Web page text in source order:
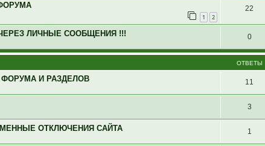
1 2
22
ЛИЧНЫЕ СООБЩЕНИЯ !!! 0
ОТВЕТЫ
И РАЗДЕЛОВ 11
3
ОТКЛЮЧЕНИЯ САЙТА 1